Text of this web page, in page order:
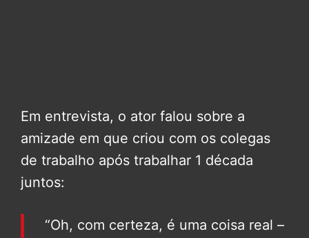
Em entrevista, o ator falou sobre a
amizade em que criou com os colegas
de trabalho após trabalhar 1 década
juntos:
“Oh, com certeza, é uma coisa real –